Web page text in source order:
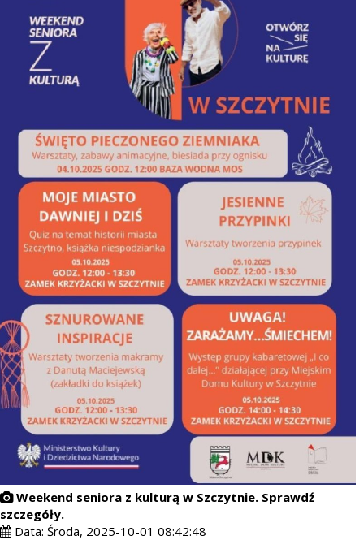
Weekend seniora z kulturą w Szczytnie. Sprawdź
szczegóły.
Data: Środa, 2025-10-01 08:42:48